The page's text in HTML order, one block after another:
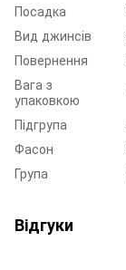
Посадка
Вид джинсів
Повернення
Вага з
упаковкою
Підгрупа
Фасон
Група
Відгуки